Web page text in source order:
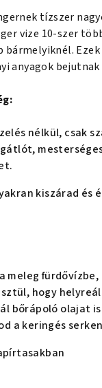
tízszer
vize 10-szer
bármelyiknél.
anyagok
nélkül, csak
kiszárad és
meleg fürdővízbe,
hogy
bőrápoló olajat
a keringés